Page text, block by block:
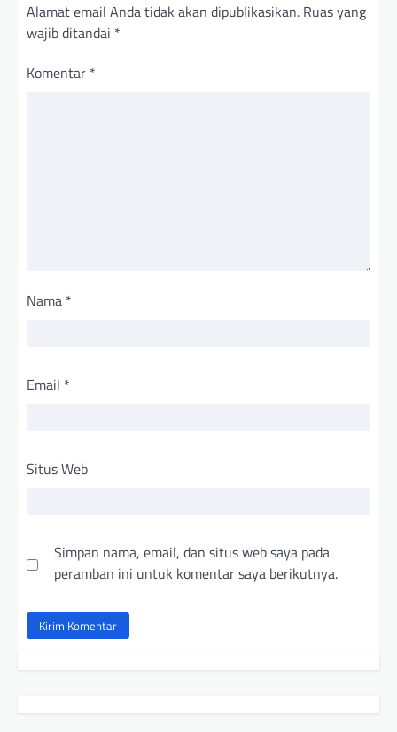
Alamat email Anda tidak akan dipublikasikan. Ruas yang
wajib ditandai *
Komentar *
Nama *
Email *
Situs Web
Simpan nama, email, dan situs web saya pada
peramban ini untuk komentar saya berikutnya.